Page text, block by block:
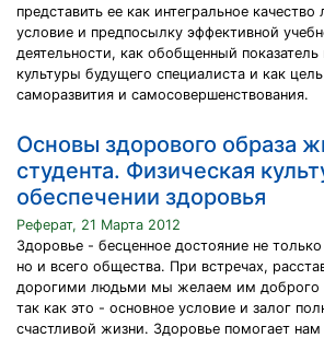
представить ее как интегральное качество
условие и предпосылку эффективной
деятельности, как обобщенный
культуры будущего специалиста и как
саморазвития и самосовершенствования.
Основы здорового образа
студента. Физическая
обеспечении здоровья
Реферат, 21 Марта 2012
Здоровье - бесценное достояние не
но и всего общества. При встречах,
дорогими людьми мы желаем им доброго
так как это - основное условие и залог
счастливой жизни. Здоровье помогает